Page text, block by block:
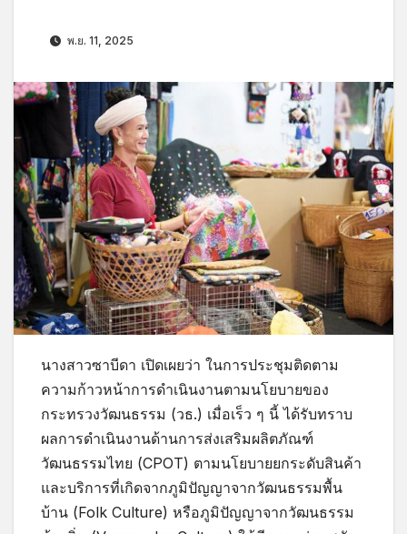
พ.ย. 11, 2025
นางสาวซาบีดา เปิดเผยว่า ในการประชุมติดตาม
ความก้าวหน้าการดำเนินงานตามนโยบายของ
กระทรวงวัฒนธรรม (วธ.) เมื่อเร็ว ๆ นี้ ได้รับทราบ
ผลการดำเนินงานด้านการส่งเสริมผลิตภัณฑ์
วัฒนธรรมไทย (CPOT) ตามนโยบายยกระดับสินค้า
และบริการที่เกิดจากภูมิปัญญาจากวัฒนธรรมพื้น
บ้าน (Folk Culture) หรือภูมิปัญญาจากวัฒนธรรม